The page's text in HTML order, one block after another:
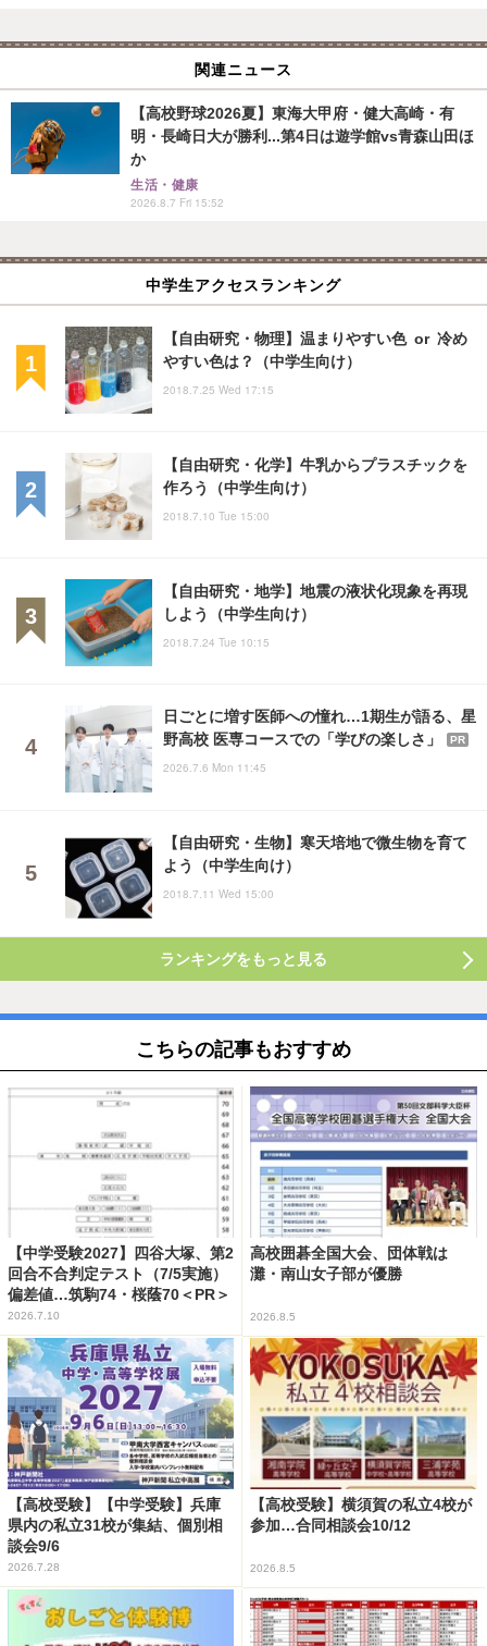
関連ニュース
【高校野球2026夏】東海大甲府・健大高崎・有
明・長崎日大が勝利...第4日は遊学館vs青森山田ほ
か
生活・健康
2026.8.7 Fri 15:52
中学生アクセスランキング
【自由研究・物理】温まりやすい色 or 冷め
やすい色は？（中学生向け）
2018.7.25 Wed 17:15
【自由研究・化学】牛乳からプラスチックを
作ろう（中学生向け）
2018.7.10 Tue 15:00
【自由研究・地学】地震の液状化現象を再現
しよう（中学生向け）
2018.7.24 Tue 10:15
日ごとに増す医師への憧れ…1期生が語る、星
野高校 医専コースでの「学びの楽しさ」
PR
2026.7.6 Mon 11:45
【自由研究・生物】寒天培地で微生物を育て
よう（中学生向け）
2018.7.11 Wed 15:00
ランキングをもっと見る
こちらの記事もおすすめ
【中学受験2027】四谷大塚、第2
回合不合判定テスト（7/5実施）
偏差値…筑駒74・桜蔭70＜PR＞
2026.7.10
高校囲碁全国大会、団体戦は
灘・南山女子部が優勝
2026.8.5
【高校受験】【中学受験】兵庫
県内の私立31校が集結、個別相
談会9/6
2026.7.28
【高校受験】横須賀の私立4校が
参加…合同相談会10/12
2026.8.5